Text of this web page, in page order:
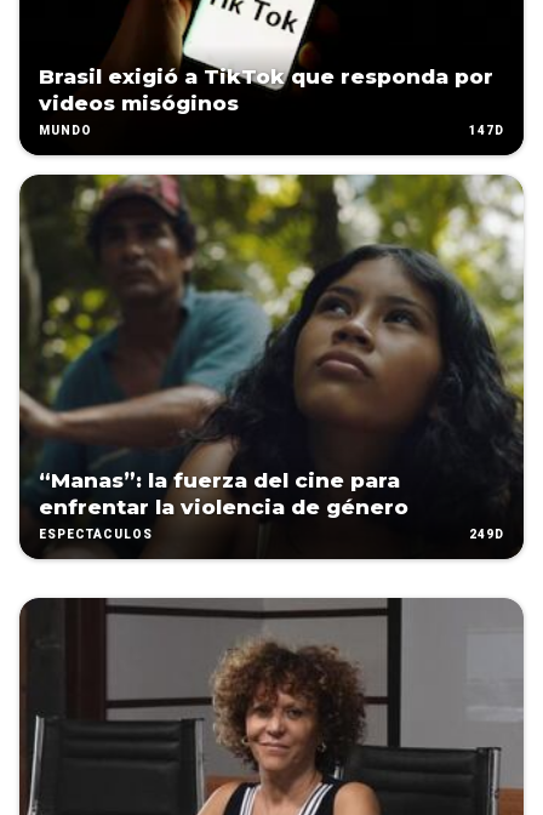
Brasil exigió a TikTok que responda por
videos misóginos
MUNDO 147D
“Manas”: la fuerza del cine para
enfrentar la violencia de género
ESPECTÁCULOS 249D